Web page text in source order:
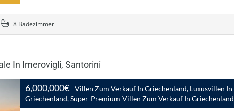
8 Badezimmer
In Imerovigli, Santorini
6,000,000€- Villen Zum Verkauf In Griechenland, Luxusvillen In
Griechenland, Super-Premium-Villen Zum Verkauf In Griechenland